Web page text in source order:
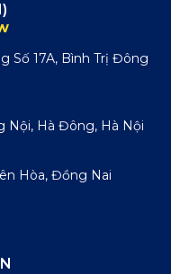
Số 17A, Bình Trị Đông
Nội, Hà Đông, Hà Nội
Hòa, Đồng Nai